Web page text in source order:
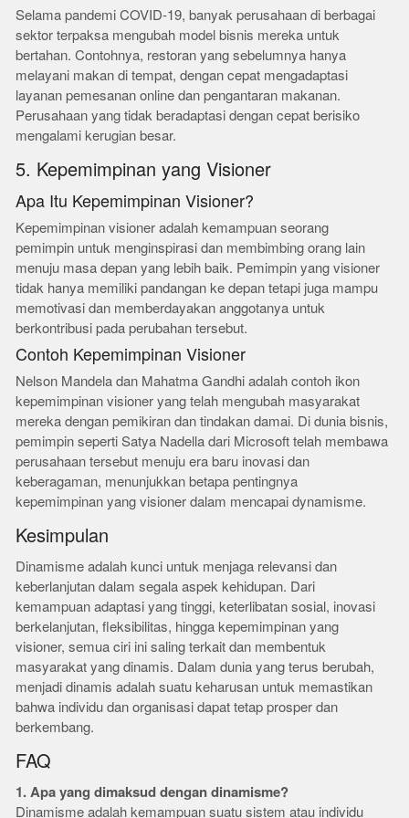
Selama pandemi COVID-19, banyak perusahaan di berbagai
sektor terpaksa mengubah model bisnis mereka untuk
bertahan. Contohnya, restoran yang sebelumnya hanya
melayani makan di tempat, dengan cepat mengadaptasi
layanan pemesanan online dan pengantaran makanan.
Perusahaan yang tidak beradaptasi dengan cepat berisiko
mengalami kerugian besar.
5. Kepemimpinan yang Visioner
Apa Itu Kepemimpinan Visioner?
Kepemimpinan visioner adalah kemampuan seorang
pemimpin untuk menginspirasi dan membimbing orang lain
menuju masa depan yang lebih baik. Pemimpin yang visioner
tidak hanya memiliki pandangan ke depan tetapi juga mampu
memotivasi dan memberdayakan anggotanya untuk
berkontribusi pada perubahan tersebut.
Contoh Kepemimpinan Visioner
Nelson Mandela dan Mahatma Gandhi adalah contoh ikon
kepemimpinan visioner yang telah mengubah masyarakat
mereka dengan pemikiran dan tindakan damai. Di dunia bisnis,
pemimpin seperti Satya Nadella dari Microsoft telah membawa
perusahaan tersebut menuju era baru inovasi dan
keberagaman, menunjukkan betapa pentingnya
kepemimpinan yang visioner dalam mencapai dynamisme.
Kesimpulan
Dinamisme adalah kunci untuk menjaga relevansi dan
keberlanjutan dalam segala aspek kehidupan. Dari
kemampuan adaptasi yang tinggi, keterlibatan sosial, inovasi
berkelanjutan, fleksibilitas, hingga kepemimpinan yang
visioner, semua ciri ini saling terkait dan membentuk
masyarakat yang dinamis. Dalam dunia yang terus berubah,
menjadi dinamis adalah suatu keharusan untuk memastikan
bahwa individu dan organisasi dapat tetap prosper dan
berkembang.
FAQ
1. Apa yang dimaksud dengan dinamisme?
Dinamisme adalah kemampuan suatu sistem atau individu